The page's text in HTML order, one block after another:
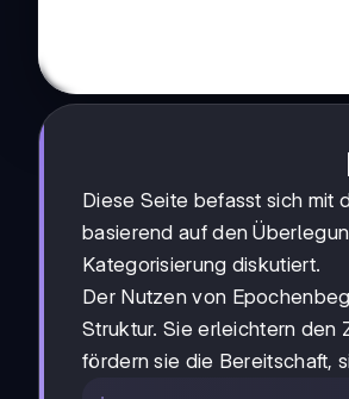
Diese Seite befasst sich mit
basierend auf den
Kategorisierung diskutiert.
Der Nutzen von
Struktur. Sie erleichtern den
fördern sie die Bereitschaft,